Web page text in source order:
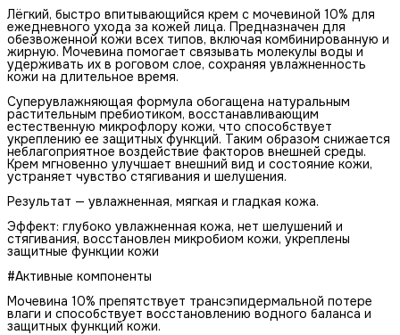
Лёгкий, быстро впитывающийся крем с мочевиной 10% для
ежедневного ухода за кожей лица. Предназначен для
обезвоженной кожи всех типов, включая комбинированную и
жирную. Мочевина помогает связывать молекулы воды и
удерживать их в роговом слое, сохраняя увлажненность
кожи на длительное время.
Суперувлажняющая формула обогащена натуральным
растительным пребиотиком, восстанавливающим
естественную микрофлору кожи, что способствует
укреплению ее защитных функций. Таким образом снижается
неблагоприятное воздействие факторов внешней среды.
Крем мгновенно улучшает внешний вид и состояние кожи,
устраняет чувство стягивания и шелушения.
Результат — увлажненная, мягкая и гладкая кожа.
Эффект: глубоко увлажненная кожа, нет шелушений и
стягивания, восстановлен микробиом кожи, укреплены
защитные функции кожи
#Активные компоненты
Мочевина 10% препятствует трансэпидермальной потере
влаги и способствует восстановлению водного баланса и
защитных функций кожи.